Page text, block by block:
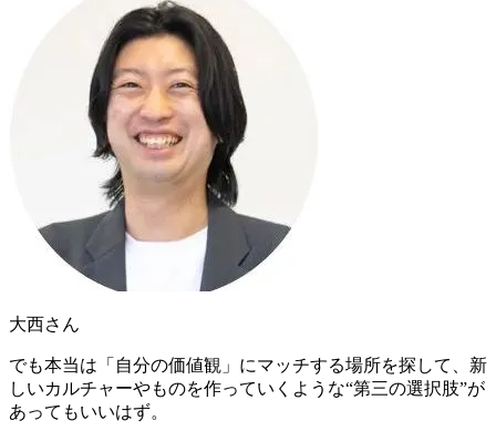
大西さん
でも本当は「自分の価値観」にマッチする場所を探して、新
しいカルチャーやものを作っていくような“第三の選択肢”が
あってもいいはず。